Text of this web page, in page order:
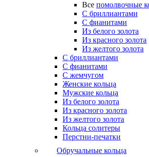
Все помолвочные
С бриллиантами
С фианитами
Из белого золота
Из красного золота
Из желтого золота
С бриллиантами
С фианитами
С жемчугом
Женские кольца
Мужские кольца
Из белого золота
Из красного золота
Из желтого золота
Кольца солитеры
Перстни-печатки
Обручальные кольца